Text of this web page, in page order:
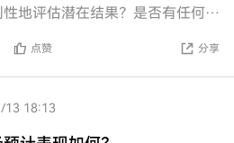
地评估潜在结果？是否有任何可
点赞 分享
13 18:13